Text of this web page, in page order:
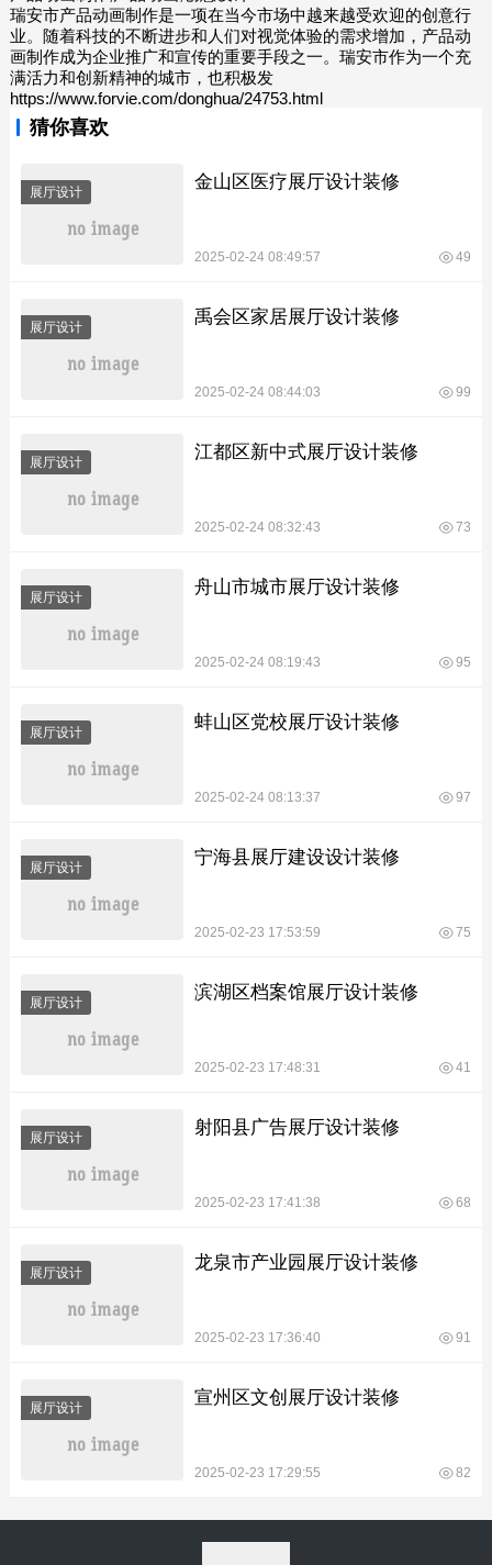
瑞安市产品动画制作是一项在当今市场中越来越受欢迎的创意行
业。随着科技的不断进步和人们对视觉体验的需求增加，产品动
画制作成为企业推广和宣传的重要手段之一。瑞安市作为一个充
满活力和创新精神的城市，也积极发
https://www.forvie.com/donghua/24753.html
猜你喜欢
展厅设计 金山区医疗展厅设计装修
2025-02-24 08:49:57 49
展厅设计 禹会区家居展厅设计装修
2025-02-24 08:44:03 99
展厅设计 江都区新中式展厅设计装修
2025-02-24 08:32:43 73
展厅设计 舟山市城市展厅设计装修
2025-02-24 08:19:43 95
展厅设计 蚌山区党校展厅设计装修
2025-02-24 08:13:37 97
展厅设计 宁海县展厅建设设计装修
2025-02-23 17:53:59 75
展厅设计 滨湖区档案馆展厅设计装修
2025-02-23 17:48:31 41
展厅设计 射阳县广告展厅设计装修
2025-02-23 17:41:38 68
展厅设计 龙泉市产业园展厅设计装修
2025-02-23 17:36:40 91
展厅设计 宣州区文创展厅设计装修
2025-02-23 17:29:55 82